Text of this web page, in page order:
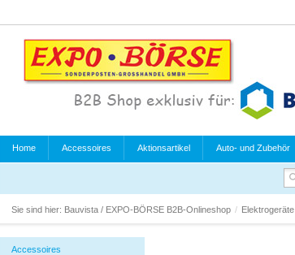
Home Accessoires Aktionsartikel Auto- und Zubehör
Sie sind hier: Bauvista / EXPO-BÖRSE B2B-Onlineshop / Elektrogeräte
Accessoires